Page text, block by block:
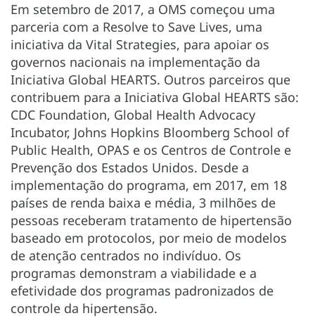
Em setembro de 2017, a OMS começou uma
parceria com a Resolve to Save Lives, uma
iniciativa da Vital Strategies, para apoiar os
governos nacionais na implementação da
Iniciativa Global HEARTS. Outros parceiros que
contribuem para a Iniciativa Global HEARTS são:
CDC Foundation, Global Health Advocacy
Incubator, Johns Hopkins Bloomberg School of
Public Health, OPAS e os Centros de Controle e
Prevenção dos Estados Unidos. Desde a
implementação do programa, em 2017, em 18
países de renda baixa e média, 3 milhões de
pessoas receberam tratamento de hipertensão
baseado em protocolos, por meio de modelos
de atenção centrados no indivíduo. Os
programas demonstram a viabilidade e a
efetividade dos programas padronizados de
controle da hipertensão.